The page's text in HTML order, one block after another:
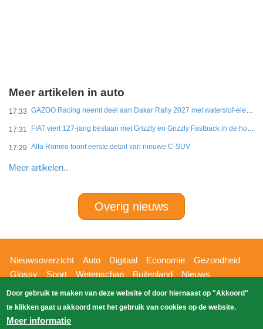
Meer artikelen in auto
17:33 GAZOO Racing neemt deel aan Dakar Rally 2027 met waterstof-elektrisch prototype van DKR GR Hilux
17:31 FIAT viert 127-jarig bestaan met Grizzly en Grizzly Fastback in de hoofdrol
17:29 Alfa Romeo toont eerste detail van nieuwe C-SUV
Meer artikelen..
Overig nieuws
Hoofdnavigatie
Nieuwsoverzicht Auto Digitaal Economie
Gezondheid
Glossy
Sport Wetenschap Buitenland
Nieuws
Bizzpress
Blik op 112 Provincies
Weekoverzicht
Zoeken
Copyright Blik Op Nieuws 2026gehost
Door gebruik te maken van deze website of door hiernaast op "Akkoord"
te klikken gaat u akkoord met het gebruik van cookies op de website.
Meer informatie